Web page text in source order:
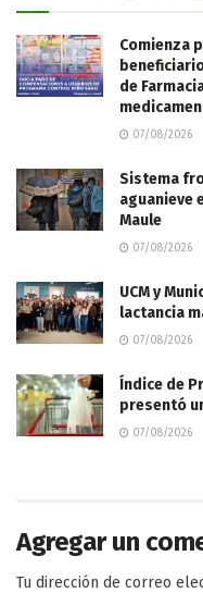
Comienza
de
07/08/2026
Sistema
aguanieve
Maule
07/08/2026
UCM y
lactancia
07/08/2026
Índice de
presentó
07/08/2026
Agregar un
Tu dirección de correo